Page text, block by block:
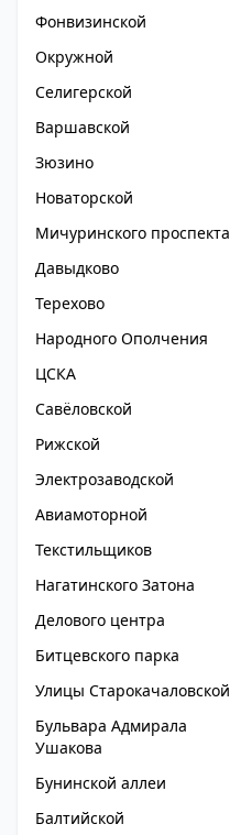
Фонвизинской
Окружной
Селигерской
Варшавской
Зюзино
Новаторской
Мичуринского проспекта
Давыдково
Терехово
Народного Ополчения
ЦСКА
Савёловской
Рижской
Электрозаводской
Авиамоторной
Текстильщиков
Нагатинского Затона
Делового центра
Битцевского парка
Улицы Старокачаловской
Бульвара Адмирала
Ушакова
Бунинской аллеи
Балтийской